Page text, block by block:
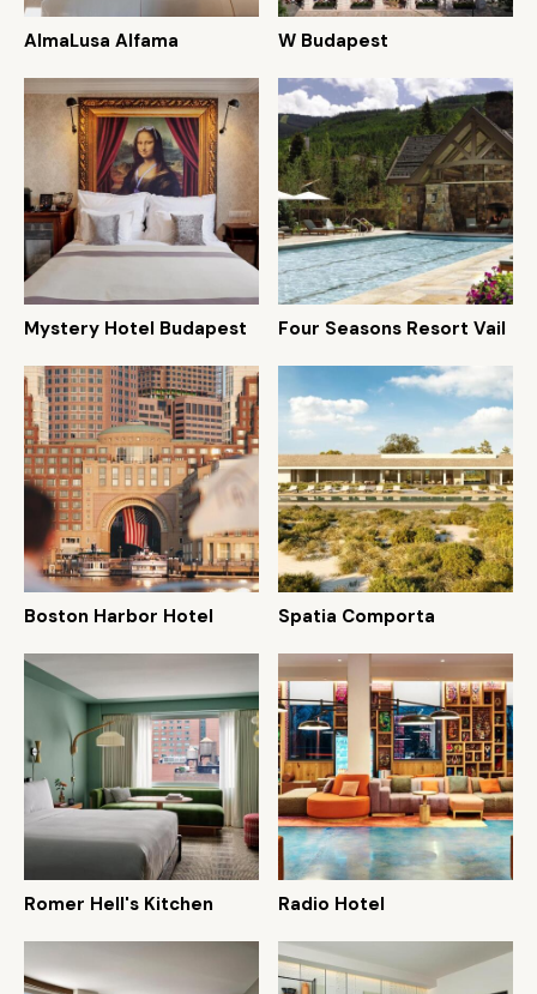
AlmaLusa Alfama W Budapest
Mystery Hotel Budapest Four Seasons Resort Vail
Boston Harbor Hotel Spatia Comporta
Romer Hell's Kitchen Radio Hotel